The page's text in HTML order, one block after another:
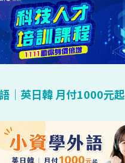
｜英日韓 月付1000元起